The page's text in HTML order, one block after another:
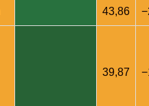
43,86
39,87